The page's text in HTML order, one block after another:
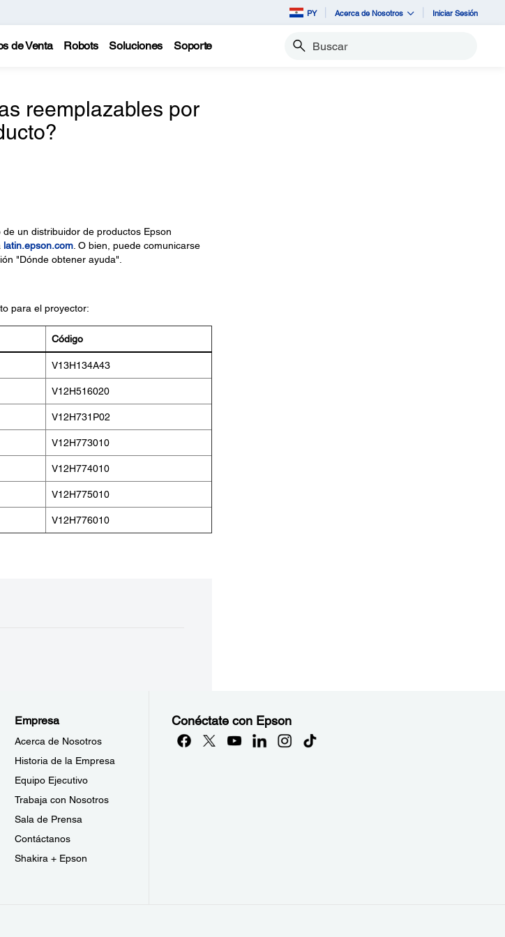
PY Acerca de Nosotros Iniciar Sesión
de Venta Robots Soluciones Soporte Buscar
reemplazables por
un distribuidor de productos Epson
latin.epson.com. O bien, puede comunicarse
"Dónde obtener ayuda".
para el proyector:
Código
V13H134A43
V12H516020
V12H731P02
V12H773010
V12H774010
V12H775010
V12H776010
Empresa
Acerca de Nosotros
Historia de la Empresa
Equipo Ejecutivo
Trabaja con Nosotros
Sala de Prensa
Contáctanos
Shakira + Epson
Conéctate con Epson